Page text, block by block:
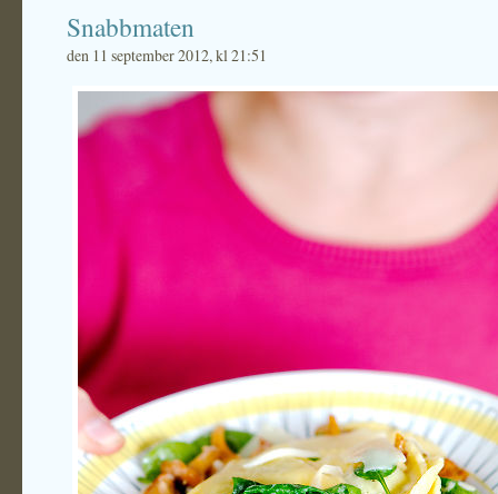
Snabbmaten
den 11 september 2012, kl 21:51